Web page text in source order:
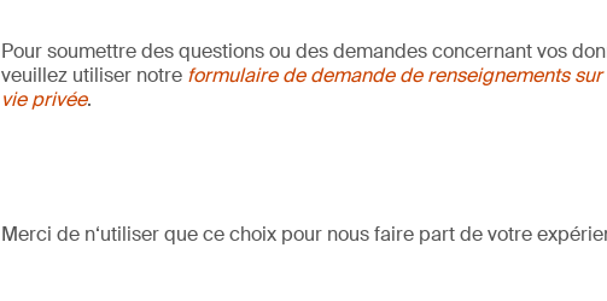
Pour soumettre des questions ou des demandes concernant vos
veuillez utiliser notre formulaire de demande de renseignements
vie privée.
Merci de n‘utiliser que ce choix pour nous faire part de votre